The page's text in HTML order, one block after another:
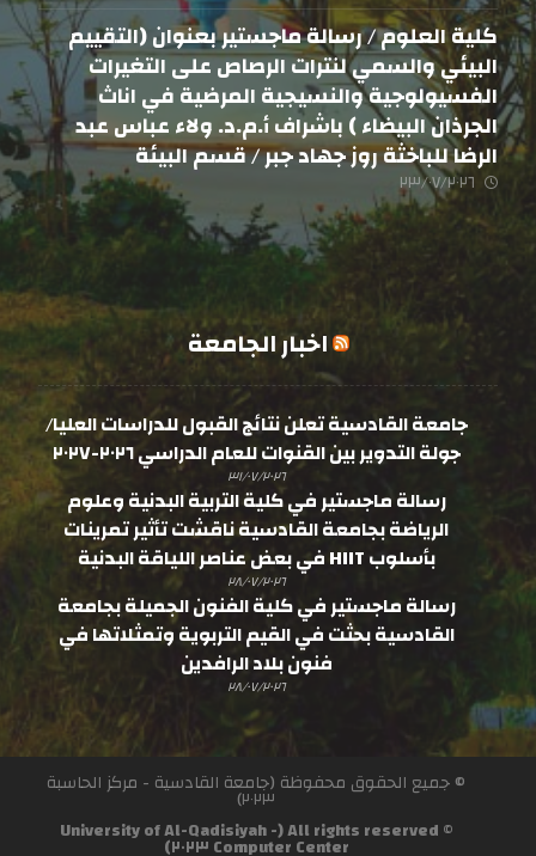
كلية العلوم / رسالة ماجستير بعنوان (التقييم
البيئي والسمي لنترات الرصاص على التغيرات
الفسيولوجية والنسيجية المرضية في اناث
الجرذان البيضاء ) باشراف أ.م.د. ولاء عباس عبد
الرضا للباخثة روز جهاد جبر / قسم البيئة
٢٣/٠٧/٢٠٢٦
اخبار الجامعة
جامعة القادسية تعلن نتائج القبول للدراسات العليا/
جولة التدوير بين القنوات للعام الدراسي ٢٠٢٦-٢٠٢٧
٣١/٠٧/٢٠٢٦
رسالة ماجستير في كلية التربية البدنية وعلوم
الرياضة بجامعة القادسية ناقشت تأثير تمرينات
بأسلوب HIIT في بعض عناصر اللياقة البدنية
٢٨/٠٧/٢٠٢٦
رسالة ماجستير في كلية الفنون الجميلة بجامعة
القادسية بحثت في القيم التربوية وتمثلاتها في
فنون بلاد الرافدين
٢٨/٠٧/٢٠٢٦
© جميع الحقوق محفوظة (جامعة القادسية - مركز الحاسبة
٢٠٢٣)
© All rights reserved (University of Al-Qadisiyah -
Computer Center ٢٠٢٣)